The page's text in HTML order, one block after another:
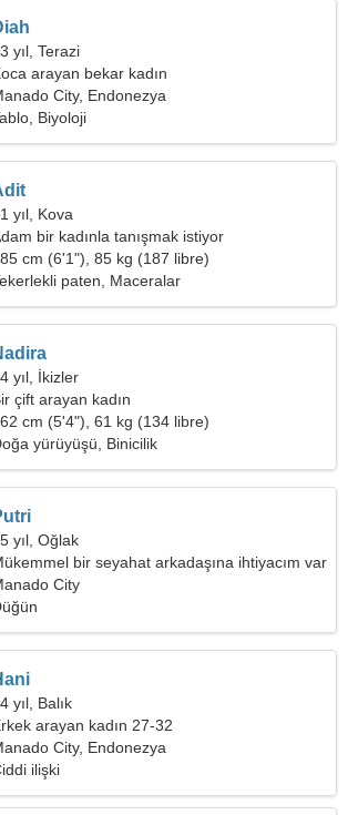
yıl, Terazi
arayan bekar kadın
City, Endonezya
Biyoloji
yıl, Kova
bir kadınla tanışmak istiyor
cm (6'1"), 85 kg (187 libre)
paten, Maceralar
yıl, İkizler
çift arayan kadın
cm (5'4"), 61 kg (134 libre)
yürüyüşü, Binicilik
yıl, Oğlak
bir seyahat arkadaşına ihtiyacım var
City
yıl, Balık
arayan kadın 27-32
City, Endonezya
ilişki